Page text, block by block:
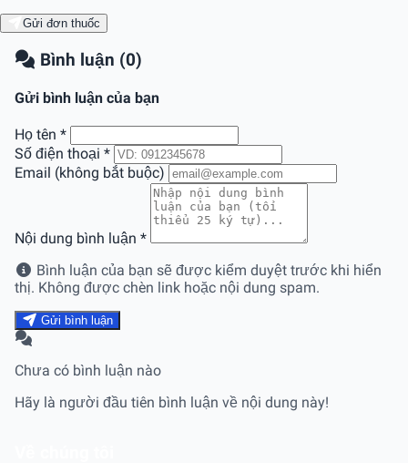
Gửi đơn thuốc
Bình luận (0)
Gửi bình luận của bạn
Họ tên *
Số điện thoại *
Email (không bắt buộc)
Nội dung bình luận *
Bình luận của bạn sẽ được kiểm duyệt trước khi hiển
thị. Không được chèn link hoặc nội dung spam.
Gửi bình luận
Chưa có bình luận nào
Hãy là người đầu tiên bình luận về nội dung này!